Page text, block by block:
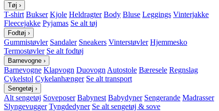
Tøj ›
T-shirt Bukser Kjole Heldragter Body Bluse Leggings Vinterjakke
Fleecejakke Pyjamas Se alt tøj
Fodtøj ›
Gummistøvler Sandaler Sneakers Vinterstøvler Hjemmesko
Termostøvler Se alt fodtøj
Barnevogne ›
Barnevogne Klapvogn Duovogn Autostole Bæresele Regnslag
Cykelstol Cykelanhænger Se alt transport
Sengetøj ›
Alt sengetøj Soveposer Babynest Babydyner Sengerande Madrasser
Slyngevugger Tyngdedyner Se alt sengetøj & sove